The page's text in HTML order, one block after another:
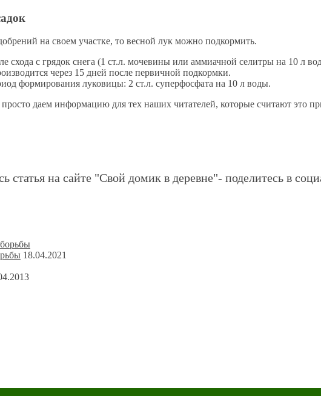
на своем участке, то весной лук можно подкормить.
схода с грядок снега (1 ст.л. мочевины или аммиачной селитры на 10 л
через 15 дней после первичной подкормки.
формирования луковицы: 2 ст.л. суперфосфата на 10 л воды.
даем информацию для тех наших читателей, которые считают это
статья на сайте "Свой домик в деревне"- поделитесь в
18.04.2021